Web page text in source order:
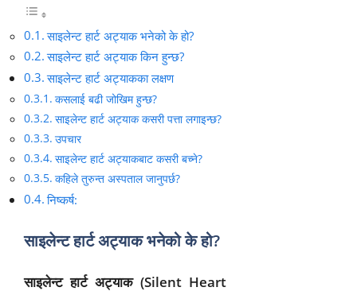
साइलेन्ट हार्ट अट्याक भनेको के हो?
साइलेन्ट हार्ट अट्याक किन हुन्छ?
साइलेन्ट हार्ट अट्याकका लक्षण
कसलाई बढी जोखिम हुन्छ?
साइलेन्ट हार्ट अट्याक कसरी पत्ता लगाइन्छ?
उपचार
साइलेन्ट हार्ट अट्याकबाट कसरी बच्ने?
कहिले तुरुन्त अस्पताल जानुपर्छ?
निष्कर्ष:
साइलेन्ट हार्ट अट्याक भनेको के हो?
साइलेन्ट हार्ट अट्याक (Silent Heart